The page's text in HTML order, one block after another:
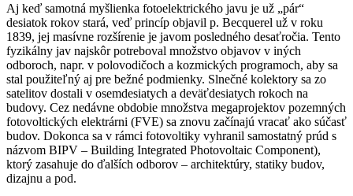
Aj keď samotná myšlienka fotoelektrického javu je už „pár“
desiatok rokov stará, veď princíp objavil p. Becquerel už v roku
1839, jej masívne rozšírenie je javom posledného desaťročia. Tento
fyzikálny jav najskôr potreboval množstvo objavov v iných
odboroch, napr. v polovodičoch a kozmických programoch, aby sa
stal použiteľný aj pre bežné podmienky. Slnečné kolektory sa zo
satelitov dostali v osemdesiatych a deväťdesiatych rokoch na
budovy. Cez nedávne obdobie množstva megaprojektov pozemných
fotovoltických elektrárni (FVE) sa znovu začínajú vracať ako súčasť
budov. Dokonca sa v rámci fotovoltiky vyhranil samostatný prúd s
názvom BIPV – Building Integrated Photovoltaic Component),
ktorý zasahuje do ďalších odborov – architektúry, statiky budov,
dizajnu a pod.